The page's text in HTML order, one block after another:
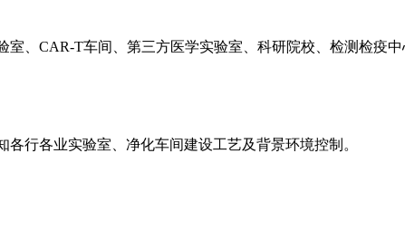
室、CAR-T车间、第三方医学实验室、科研院校、检测检疫
行各业实验室、净化车间建设工艺及背景环境控制。